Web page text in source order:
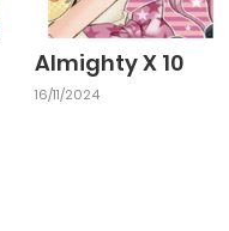
Almighty X 10
16/11/2024